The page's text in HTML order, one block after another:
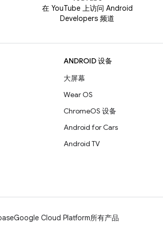
在 YouTube 上访问 Android
Developers 频道
ANDROID 设备
大屏幕
Wear OS
ChromeOS 设备
Android for Cars
Android TV
Google Cloud Platform所有产品